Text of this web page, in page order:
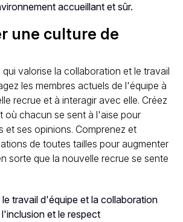
accueillant et sûr.
une culture de
valorise la collaboration et le travail
les membres actuels de l'équipe à
recrue et à interagir avec elle. Créez
où chacun se sent à l'aise pour
et ses opinions. Comprenez et
de toutes tailles pour augmenter
sorte que la nouvelle recrue se sente
travail d'équipe et la collaboration
et le respect